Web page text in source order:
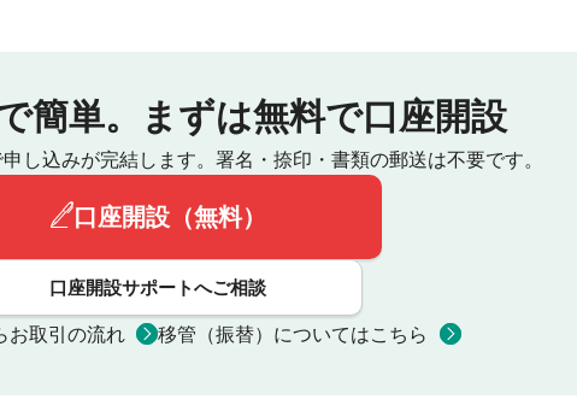
簡単。 まずは無料で口座開設
し込みが完結します。 署名・捺印・書類の郵送は不要です。
口座開設（無料）
口座開設サポートへご相談
お取引の流れ 移管（振替）についてはこちら